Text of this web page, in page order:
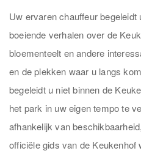
Uw ervaren chauffeur
boeiende verhalen over de
bloementeelt en andere
en de plekken waar u langs
begeleidt u niet binnen de
het park in uw eigen tempo te
afhankelijk van
officiële gids van de Keukenhof